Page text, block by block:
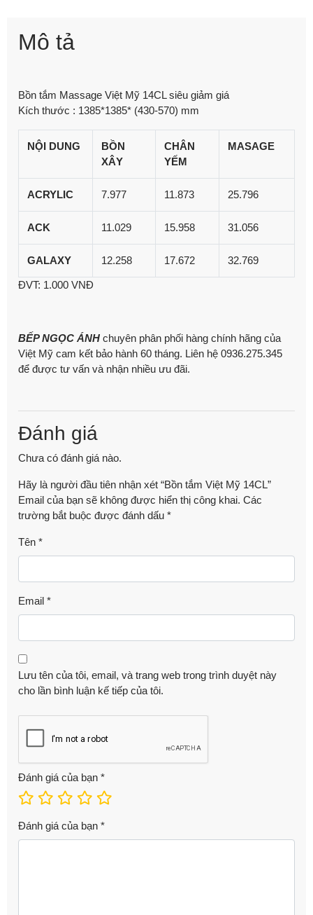
Mô tả
Bồn tắm Massage Việt Mỹ 14CL siêu giảm giá
Kích thước : 1385*1385* (430-570) mm
NỘI DUNG
BỒN
XÂY
CHÂN
YẾM
MASAGE
ACRYLIC 7.977 11.873 25.796
ACK 11.029 15.958 31.056
GALAXY 12.258 17.672 32.769
ĐVT: 1.000 VNĐ
BẾP NGỌC ÁNH chuyên phân phối hàng chính hãng của
Việt Mỹ cam kết bảo hành 60 tháng. Liên hệ 0936.275.345
để được tư vấn và nhận nhiều ưu đãi.
Đánh giá
Chưa có đánh giá nào.
Hãy là người đầu tiên nhận xét “Bồn tắm Việt Mỹ 14CL”
Email của bạn sẽ không được hiển thị công khai. Các
trường bắt buộc được đánh dấu *
Tên *
Email *
Lưu tên của tôi, email, và trang web trong trình duyệt này
cho lần bình luận kế tiếp của tôi.
Đánh giá của bạn *
Đánh giá của bạn *